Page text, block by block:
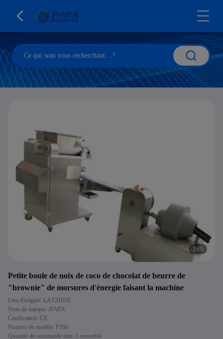
3 / 5
Petite boule de noix de coco de chocolat de beurre de
"brownie" de morsures d'énergie faisant la machine
Lieu d'origine: LA CHINE
Nom de marque: iPAPA
Certification: CE
Numéro de modèle: P160
Quantité de commande min: 1 ensemble